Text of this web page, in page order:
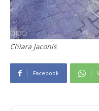
Chiara Jaconis
Facebook